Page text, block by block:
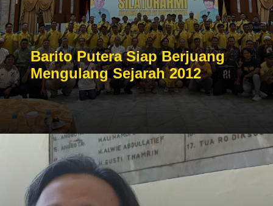
Barito Putera Siap Berjuang
Mengulang Sejarah 2012